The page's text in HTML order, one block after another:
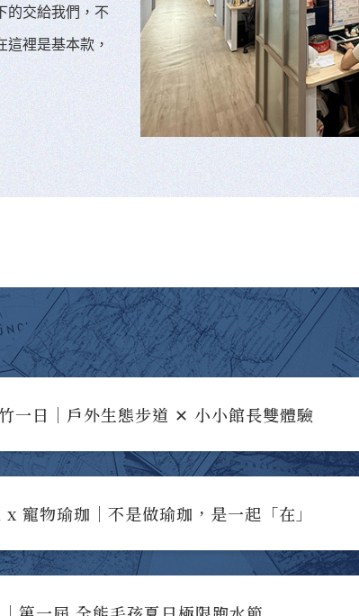
的交給我們，不
這裡是基本款，
一日｜戶外生態步道 ✕ 小小館長雙體驗
寵物瑜珈｜不是做瑜珈，是一起「在」